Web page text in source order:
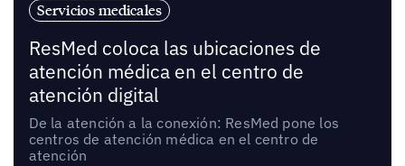
Servicios medicales
ResMed coloca las ubicaciones de
atención médica en el centro de
atención digital
De la atención a la conexión: ResMed pone los
centros de atención médica en el centro de
atención